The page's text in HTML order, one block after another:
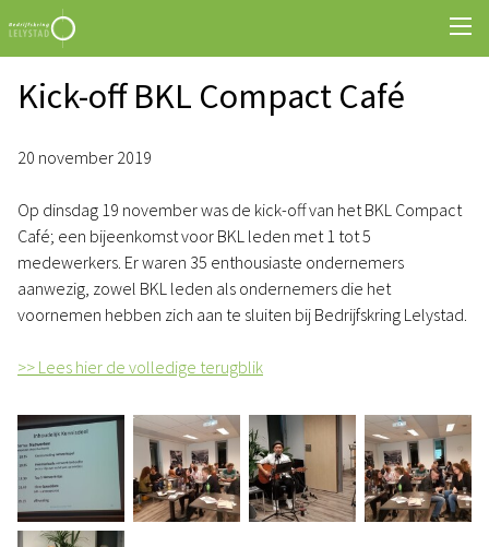
Kick-off BKL Compact Café
20 november 2019
Op dinsdag 19 november was de kick-off van het BKL Compact
Café; een bijeenkomst voor BKL leden met 1 tot 5
medewerkers. Er waren 35 enthousiaste ondernemers
aanwezig, zowel BKL leden als ondernemers die het
voornemen hebben zich aan te sluiten bij Bedrijfskring Lelystad.
>> Lees hier de volledige terugblik